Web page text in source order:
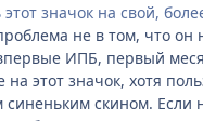
значок на свой,
не в том, что он
ИПБ, первый
этот значок, хотя
синеньким скином. Если